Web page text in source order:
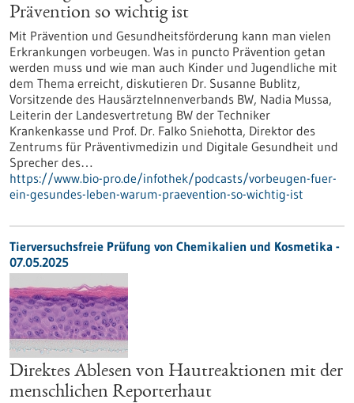
Prävention so wichtig ist
Mit Prävention und Gesundheitsförderung kann man vielen
Erkrankungen vorbeugen. Was in puncto Prävention getan
werden muss und wie man auch Kinder und Jugendliche mit
dem Thema erreicht, diskutieren Dr. Susanne Bublitz,
Vorsitzende des HausärzteInnenverbands BW, Nadia Mussa,
Leiterin der Landesvertretung BW der Techniker
Krankenkasse und Prof. Dr. Falko Sniehotta, Direktor des
Zentrums für Präventivmedizin und Digitale Gesundheit und
Sprecher des…
https://www.bio-pro.de/infothek/podcasts/vorbeugen-fuer-
ein-gesundes-leben-warum-praevention-so-wichtig-ist
Tierversuchsfreie Prüfung von Chemikalien und Kosmetika -
07.05.2025
Direktes Ablesen von Hautreaktionen mit der
menschlichen Reporterhaut